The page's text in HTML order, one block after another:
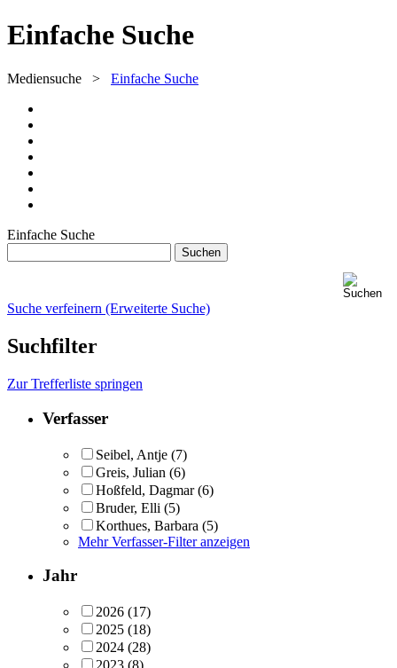
Einfache Suche
Mediensuche > Einfache Suche
Einfache Suche
Suche verfeinern (Erweiterte Suche)
Suchfilter
Zur Trefferliste springen
Verfasser
Seibel, Antje (7)
Greis, Julian (6)
Hoßfeld, Dagmar (6)
Bruder, Elli (5)
Korthues, Barbara (5)
Mehr Verfasser-Filter anzeigen
Jahr
2026 (17)
2025 (18)
2024 (28)